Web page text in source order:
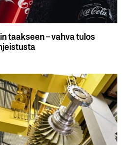
taakseen – vahva tulos